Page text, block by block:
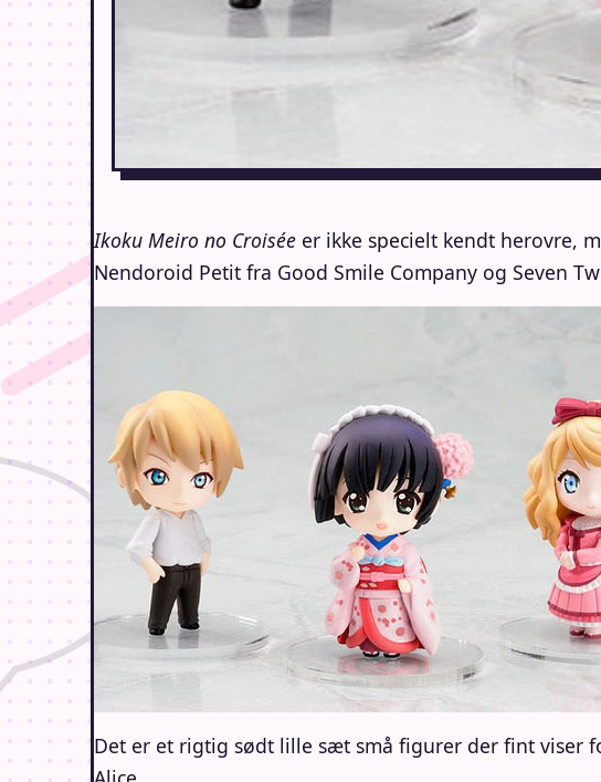
Ikoku Meiro no Croisée er ikke specielt kendt herovre,
Nendoroid Petit fra Good Smile Company og Seven
Det er et rigtig sødt lille sæt små figurer der fint viser